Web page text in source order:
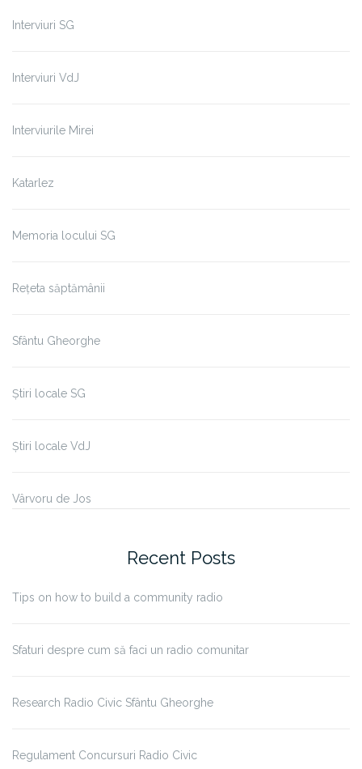
Interviuri SG
Interviuri VdJ
Interviurile Mirei
Katarlez
Memoria locului SG
Rețeta săptămânii
Sfântu Gheorghe
Știri locale SG
Știri locale VdJ
Vârvoru de Jos
Recent Posts
Tips on how to build a community radio
Sfaturi despre cum să faci un radio comunitar
Research Radio Civic Sfântu Gheorghe
Regulament Concursuri Radio Civic